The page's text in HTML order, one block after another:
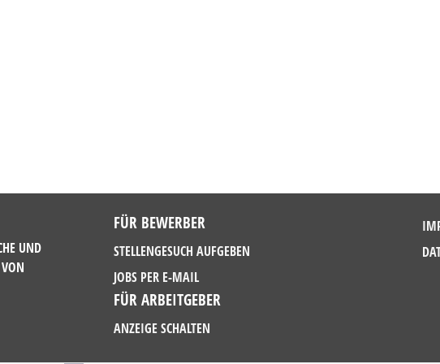
UND
FÜR BEWERBER
STELLENGESUCH AUFGEBEN
JOBS PER E-MAIL
FÜR ARBEITGEBER
ANZEIGE SCHALTEN